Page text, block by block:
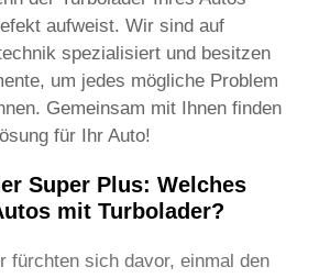
aufweist. Wir sind auf
spezialisiert und besitzen
um jedes mögliche Problem
Gemeinsam mit Ihnen finden
für Ihr Auto!
Super Plus: Welches
mit Turbolader?
fürchten sich davor, einmal den